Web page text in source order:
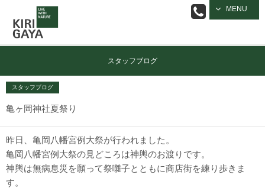
MENU
逗子の工務店
｜キリガヤ
スタッフブログ
スタッフブログ
亀ヶ岡神社夏祭り
昨日、亀岡八幡宮例大祭が行われました。
亀岡八幡宮例大祭の見どころは神輿のお渡りです。
神輿は無病息災を願って祭囃子とともに商店街を練り歩きま
す。